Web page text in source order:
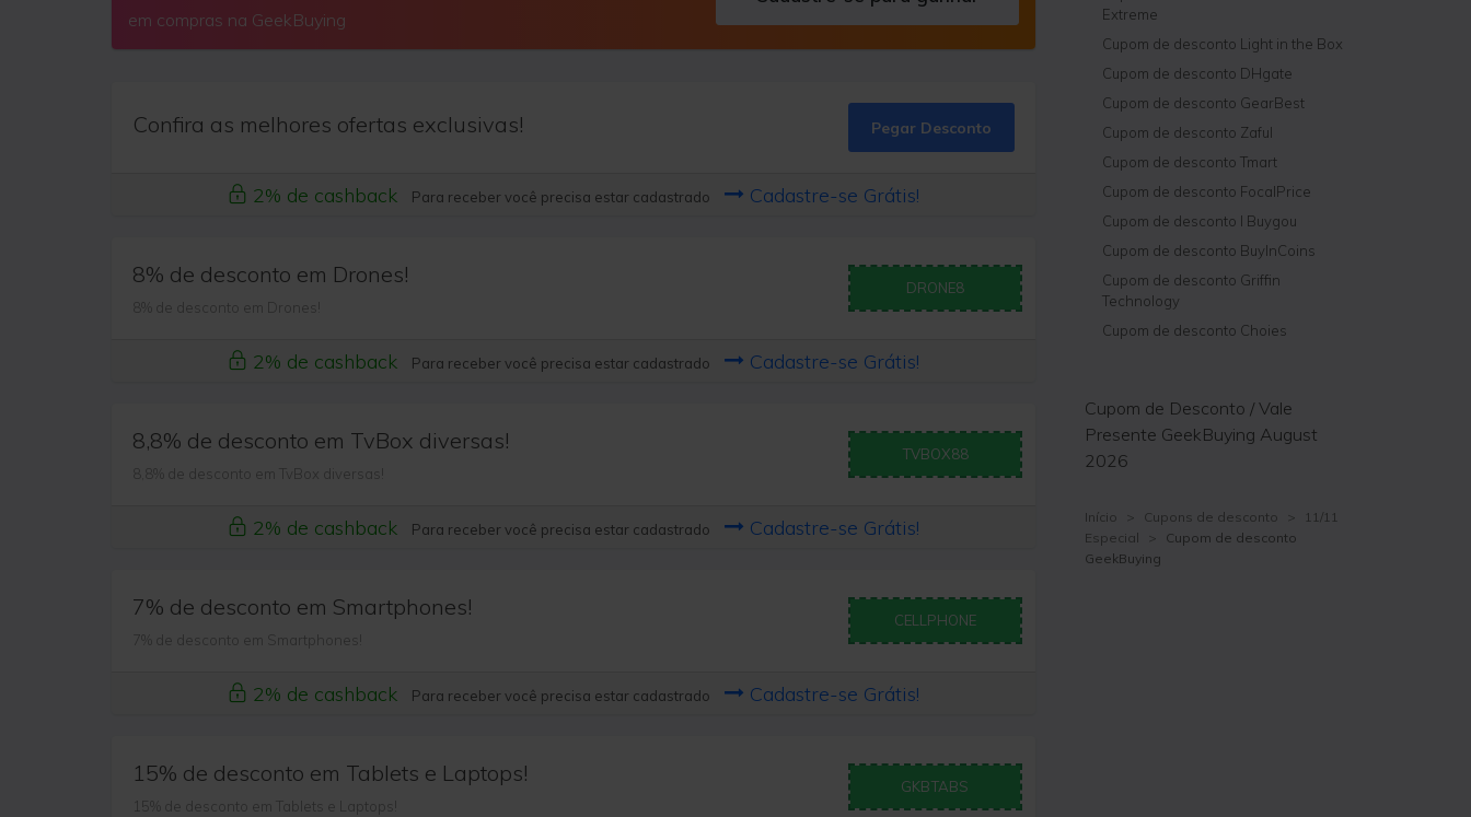
em compras na GeekBuying
Confira as melhores ofertas exclusivas! Pegar Desconto
2% de cashback Para receber você precisa estar cadastrado Cadastre-se Grátis!
8% de desconto em Drones!
8% de desconto em Drones!
DRONE8
2% de cashback Para receber você precisa estar cadastrado Cadastre-se Grátis!
8,8% de desconto em TvBox diversas!
8,8% de desconto em TvBox diversas!
TVBOX88
2% de cashback Para receber você precisa estar cadastrado Cadastre-se Grátis!
7% de desconto em Smartphones!
7% de desconto em Smartphones!
CELLPHONE
2% de cashback Para receber você precisa estar cadastrado Cadastre-se Grátis!
15% de desconto em Tablets e Laptops!
15% de desconto em Tablets e Laptops!
GKBTABS
Extreme
Cupom de desconto Light in the Box
Cupom de desconto DHgate
Cupom de desconto GearBest
Cupom de desconto Zaful
Cupom de desconto Tmart
Cupom de desconto FocalPrice
Cupom de desconto I Buygou
Cupom de desconto BuyInCoins
Cupom de desconto Griffin
Technology
Cupom de desconto Choies
Cupom de Desconto / Vale
Presente GeekBuying August
2026
Início > Cupons de desconto >
11/11
Especial
>
Cupom de desconto
GeekBuying